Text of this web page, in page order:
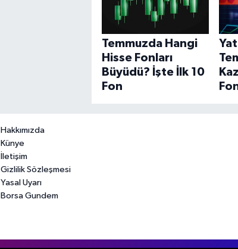
Temmuzda Hangi
Hisse Fonları
Büyüdü? İşte İlk 10
Fon
Hakkımızda
Künye
İletişim
Gizlilik Sözleşmesi
Yasal Uyarı
Borsa Gundem